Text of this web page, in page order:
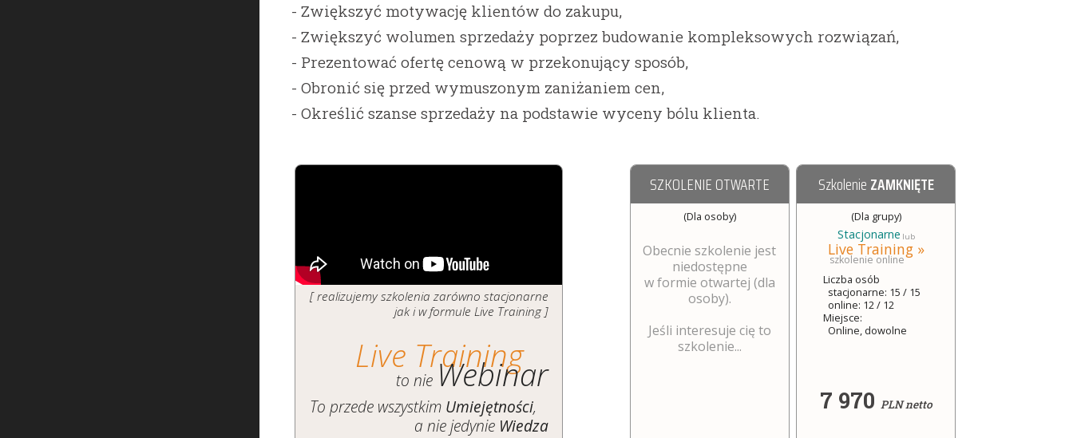
- Zwiększyć motywację klientów do zakupu,
- Zwiększyć wolumen sprzedaży poprzez budowanie kompleksowych rozwiązań,
- Prezentować ofertę cenową w przekonujący sposób,
- Obronić się przed wymuszonym zaniżaniem cen,
- Określić szanse sprzedaży na podstawie wyceny bólu klienta.
[ realizujemy szkolenia zarówno stacjonarne
jak i w formule Live Training ]
Live Training
to nie Webinar
To przede wszystkim Umiejętności,
a nie jedynie Wiedza
SZKOLENIE OTWARTE
(Dla osoby)
Obecnie szkolenie jest
niedostępne
w formie otwartej (dla
osoby).
Jeśli interesuje cię to
szkolenie...
Szkolenie ZAMKNIĘTE
(Dla grupy)
Stacjonarne lub
Live Training »
szkolenie online
Liczba osób
stacjonarne: 15 / 15
online: 12 / 12
Miejsce:
Online, dowolne
7 970 PLN netto